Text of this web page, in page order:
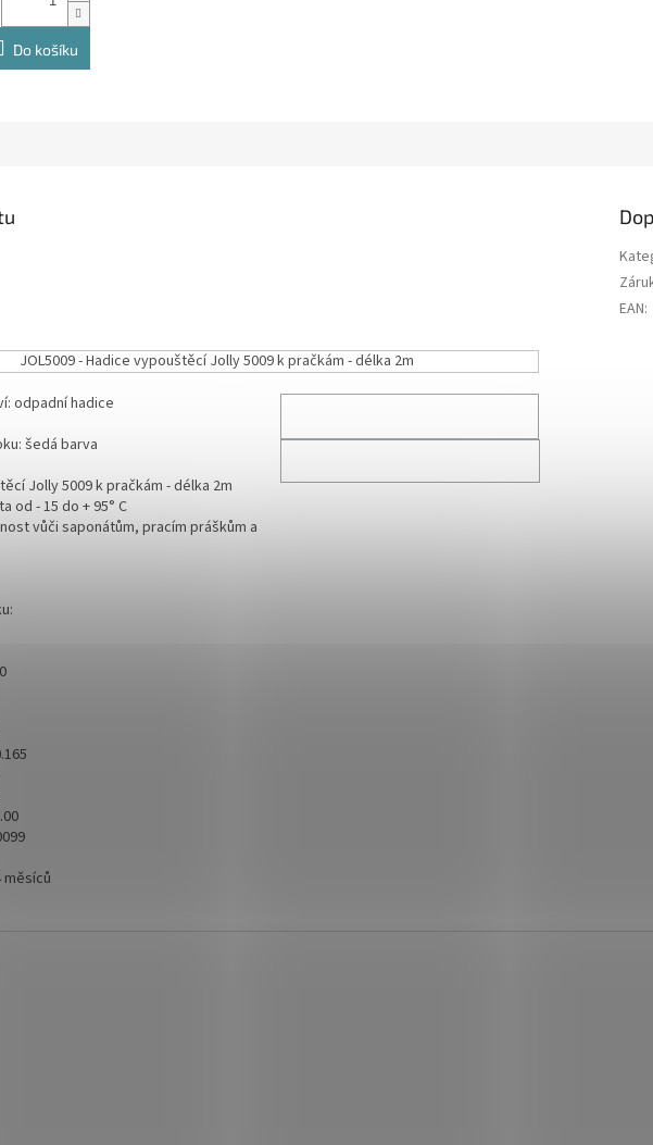
Do košíku
JOL5009 - Hadice vypouštěcí Jolly 5009 k pračkám - délka 2m
odpadní hadice
šedá barva
Jolly 5009 k pračkám - délka 2m
od - 15 do + 95° C
vůči saponátům, pracím práškům a
měsíců
EAN: